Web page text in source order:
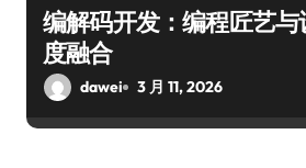
编解码开发：编程匠艺
度融合
dawei 3 月 11, 2026